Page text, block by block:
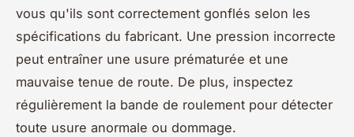
vous qu'ils sont correctement gonflés selon les
spécifications du fabricant. Une pression incorrecte
peut entraîner une usure prématurée et une
mauvaise tenue de route. De plus, inspectez
régulièrement la bande de roulement pour détecter
toute usure anormale ou dommage.